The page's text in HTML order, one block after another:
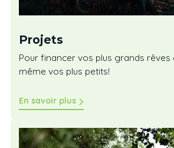
Projets
Pour financer vos plus grands rêves
même vos plus petits!
En savoir plus